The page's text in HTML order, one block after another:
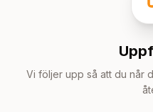
Vi följer upp så att du når